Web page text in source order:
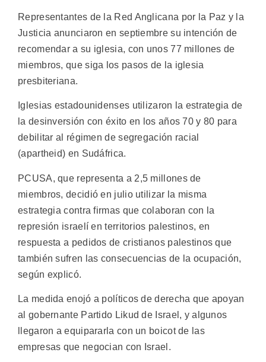
Representantes de la Red Anglicana por la Paz y la
Justicia anunciaron en septiembre su intención de
recomendar a su iglesia, con unos 77 millones de
miembros, que siga los pasos de la iglesia
presbiteriana.
Iglesias estadounidenses utilizaron la estrategia de
la desinversión con éxito en los años 70 y 80 para
debilitar al régimen de segregación racial
(apartheid) en Sudáfrica.
PCUSA, que representa a 2,5 millones de
miembros, decidió en julio utilizar la misma
estrategia contra firmas que colaboran con la
represión israelí en territorios palestinos, en
respuesta a pedidos de cristianos palestinos que
también sufren las consecuencias de la ocupación,
según explicó.
La medida enojó a políticos de derecha que apoyan
al gobernante Partido Likud de Israel, y algunos
llegaron a equipararla con un boicot de las
empresas que negocian con Israel.